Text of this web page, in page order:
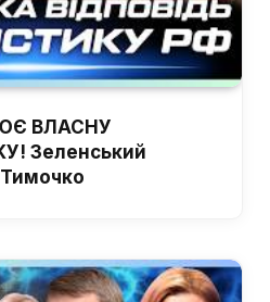
ВЛАСНУ
Зеленський